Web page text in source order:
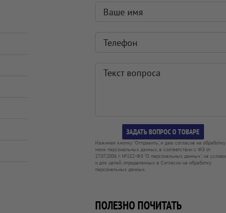
Нажимая кнопку "Отправить", я даю согласие на обработку
моих персональных данных, в соответствии с ФЗ от
27.07.2006 г. №152-ФЗ "О персональных данных", на
и для целей, определенных в Согласии на обработку
персональных данных.
ПОЛЕЗНО ПОЧИТАТЬ